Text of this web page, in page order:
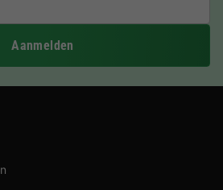
Aanmelden